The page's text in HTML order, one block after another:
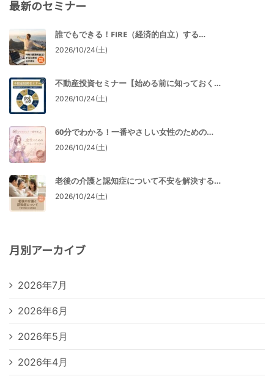
最新のセミナー
誰でもできる！FIRE（経済的自立）する…
2026/10/24(土)
不動産投資セミナー【始める前に知っておく…
2026/10/24(土)
60分でわかる！一番やさしい女性のための…
2026/10/24(土)
老後の介護と認知症について不安を解決する…
2026/10/24(土)
月別アーカイブ
2026年7月
2026年6月
2026年5月
2026年4月